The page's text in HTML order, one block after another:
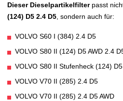
Dieser Dieselpartikelfilterpasst
(124) D5 2.4 D5 , sondern auch für:
VOLVO S60 I (384) 2.4 D5
VOLVO S80 II (124) D5 AWD 2.4
VOLVO S80 II Stufenheck (124)
VOLVO V70 II (285) 2.4 D5
VOLVO V70 II (285) 2.4 D5 AWD